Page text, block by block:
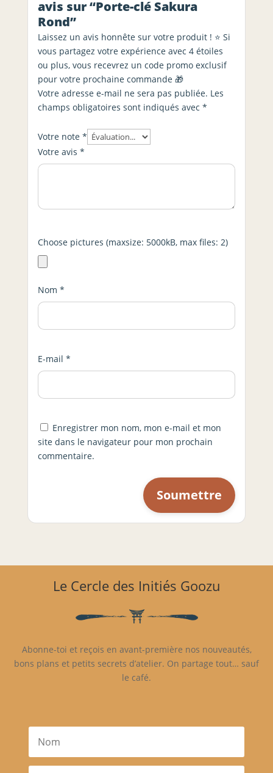
avis sur “Porte-clé Sakura
Rond”
Laissez un avis honnête sur votre produit ! ⭐ Si
vous partagez votre expérience avec 4 étoiles
ou plus, vous recevrez un code promo exclusif
pour votre prochaine commande 🎁
Votre adresse e-mail ne sera pas publiée. Les
champs obligatoires sont indiqués avec *
Votre note *
Votre avis *
Choose pictures (maxsize: 5000kB, max files: 2)
Nom *
E-mail *
Enregistrer mon nom, mon e-mail et mon
site dans le navigateur pour mon prochain
commentaire.
Le Cercle des Initiés Goozu
Abonne-toi et reçois en avant-première nos nouveautés,
bons plans et petits secrets d’atelier. On partage tout… sauf
le café.